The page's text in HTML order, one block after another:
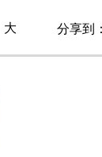
大 分享到：